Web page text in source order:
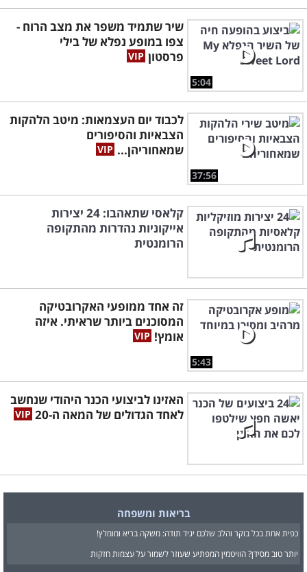
5:04
שיר שתמיד משפר את מצב הרוח -
צפו במופע נפלא של בילי
פרסטון
37:56
לכבוד יום העצמאות: מיטב הלהקות
הצבאיות והסיפורים
שמאחוריהן...
קלאסי שתאהבו: 24 יצירות
אייקוניות נהדרות מהתקופה
הרומנטית
5:43
זה אחד ממופעי האקרובטיקה
המסוכנים ביותר שראיתי. איזה
אומץ!
האזינו לביצועי הכנר היהודי שנחשב
לאחד הגדולים של המאה ה-20
בריאות ומשפחה
כפית אחת בכל בוקר והלב שלכם יגיד תודה: משקה בריא ומומלץ!
יותר טוב מסידן? הוויטמין המפתיע שעוזר לשמור על עצמות חזקות